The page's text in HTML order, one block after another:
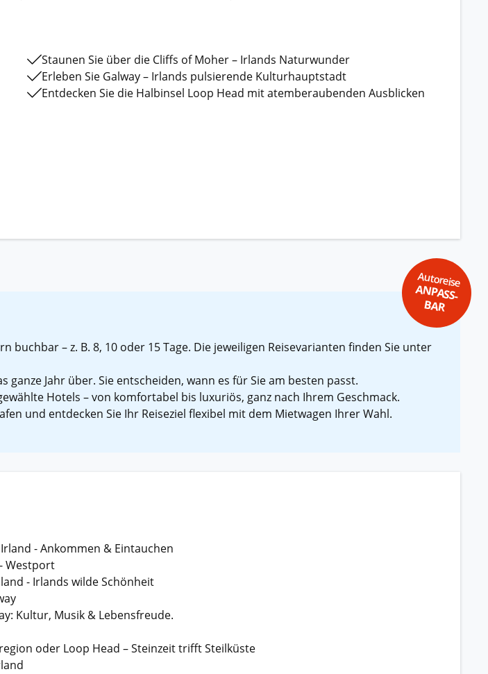
Staunen Sie über die Cliffs of Moher – Irlands Naturwunder
Erleben Sie Galway – Irlands pulsierende Kulturhauptstadt
Entdecken Sie die Halbinsel Loop Head mit atemberaubenden Ausblicken
Autoreise
ANPASS-
BAR
buchbar – z. B. 8, 10 oder 15 Tage. Die jeweiligen Reisevarianten finden Sie unter
ganze Jahr über. Sie entscheiden, wann es für Sie am besten passt.
Hotels – von komfortabel bis luxuriös, ganz nach Ihrem Geschmack.
und entdecken Sie Ihr Reiseziel flexibel mit dem Mietwagen Ihrer Wahl.
- Ankommen & Eintauchen
Westport
- Irlands wilde Schönheit
Kultur, Musik & Lebensfreude.
oder Loop Head – Steinzeit trifft Steilküste